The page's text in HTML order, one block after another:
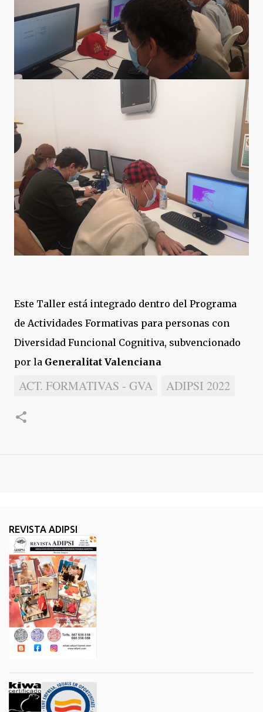
Este Taller está integrado dentro del Programa
de Actividades Formativas para personas con
Diversidad Funcional Cognitiva, subvencionado
por la Generalitat Valenciana
ACT. FORMATIVAS - GVA ADIPSI 2022
REVISTA ADIPSI